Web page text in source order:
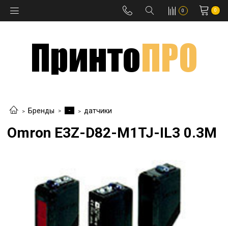
0 0
Бренды - датчики
Omron E3Z-D82-M1TJ-IL3 0.3M